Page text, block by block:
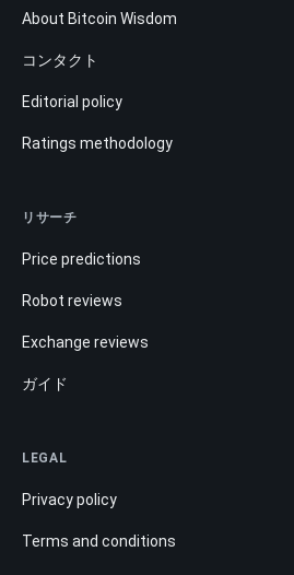
About Bitcoin Wisdom
コンタクト
Editorial policy
Ratings methodology
リサーチ
Price predictions
Robot reviews
Exchange reviews
ガイド
LEGAL
Privacy policy
Terms and conditions